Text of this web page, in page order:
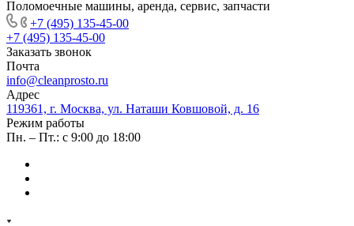
Поломоечные машины, аренда, сервис, запчасти
+7 (495) 135-45-00
+7 (495) 135-45-00
Заказать звонок
Почта
info@cleanprosto.ru
Адрес
119361, г. Москва, ул. Наташи Ковшовой, д. 16
Режим работы
Пн. – Пт.: с 9:00 до 18:00